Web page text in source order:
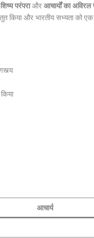
परंपराऔरआचार्यों का अविरल
किया और भारतीय सभ्यता को एक
आचार्य